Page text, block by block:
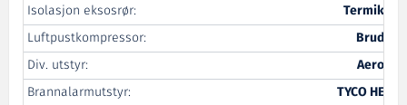
Isolasjon eksosrør:
Termika
Luftpustkompressor:
Brude
Div. utstyr:
Aeron
Brannalarmutstyr:
TYCO HET